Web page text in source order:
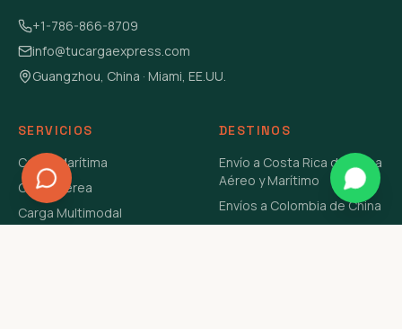
+1-786-866-8709
info@tucargaexpress.com
Guangzhou, China · Miami, EE.UU.
SERVICIOS
Carga Marítima
Carga Aérea
Carga Multimodal
DESTINOS
Envío a Costa Rica de China
Aéreo y Marítimo
Envíos a Colombia de China